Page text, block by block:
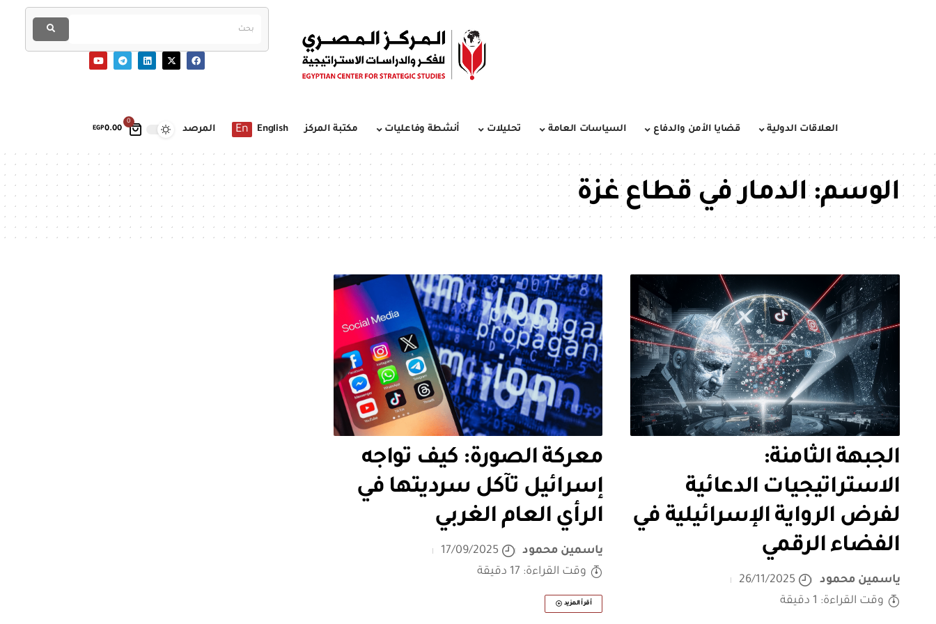
0
EGP0.00 العلاقات الدولية قضايا الأمن والدفاع السياسات العامة تحليلات أنشطة وفاعليات مكتبة المركز English
En المرصد
الوسم:الدمار في قطاع غزة
الجبهة الثامنة:
الاستراتيجيات الدعائية
لفرض الرواية الإسرائيلية في
الفضاء الرقمي
ياسمين محمود
26/11/2025
وقت القراءة: 1 دقيقة
معركة الصورة: كيف تواجه
إسرائيل تآكل سرديتها في
الرأي العام الغربي
ياسمين محمود
17/09/2025
وقت القراءة: 17 دقيقة
أقرأ المزيد